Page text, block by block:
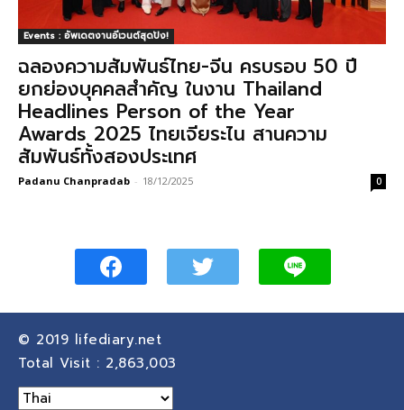
Events : อัพเดตงานอีเวนต์สุดปัง!
ฉลองความสัมพันธ์ไทย-จีน ครบรอบ 50 ปี
ยกย่องบุคคลสำคัญ ในงาน Thailand
Headlines Person of the Year
Awards 2025 ไทยเจียระไน สานความ
สัมพันธ์ทั้งสองประเทศ
Padanu Chanpradab - 18/12/2025 0
© 2019 lifediary.net
Total Visit : 2,863,003